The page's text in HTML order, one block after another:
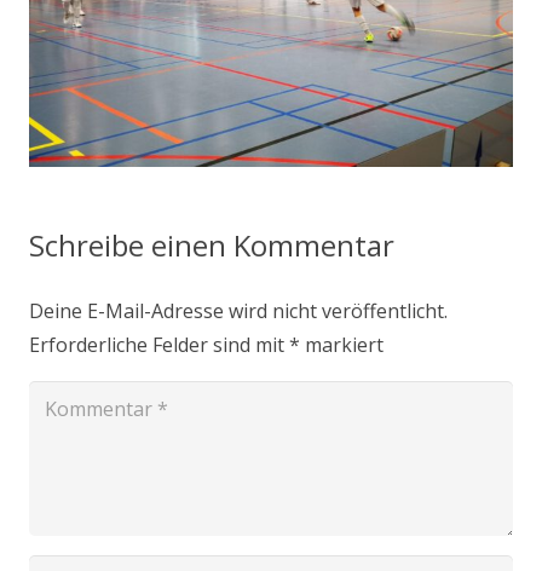
Schreibe einen Kommentar
Deine E-Mail-Adresse wird nicht veröffentlicht.
Erforderliche Felder sind mit* markiert